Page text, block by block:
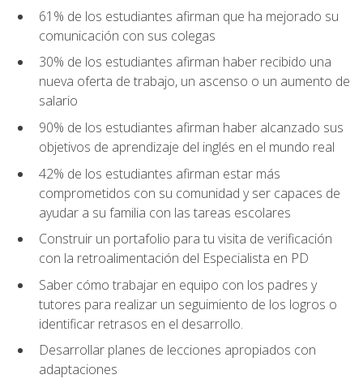
61% de los estudiantes afirman que ha mejorado su
comunicación con sus colegas
30% de los estudiantes afirman haber recibido una
nueva oferta de trabajo, un ascenso o un aumento de
salario
90% de los estudiantes afirman haber alcanzado sus
objetivos de aprendizaje del inglés en el mundo real
42% de los estudiantes afirman estar más
comprometidos con su comunidad y ser capaces de
ayudar a su familia con las tareas escolares
Construir un portafolio para tu visita de verificación
con la retroalimentación del Especialista en PD
Saber cómo trabajar en equipo con los padres y
tutores para realizar un seguimiento de los logros o
identificar retrasos en el desarrollo.
Desarrollar planes de lecciones apropiados con
adaptaciones